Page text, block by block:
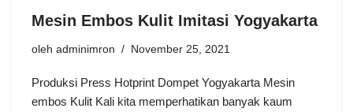
Mesin Embos Kulit Imitasi Yogyakarta
oleh adminimron November 25, 2021
Produksi Press Hotprint Dompet Yogyakarta Mesin
embos Kulit Kali kita memperhatikan banyak kaum